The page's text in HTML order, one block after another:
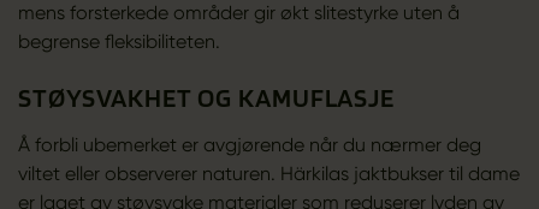
mens forsterkede områder gir økt slitestyrke uten å
begrense fleksibiliteten.
STØYSVAKHET OG KAMUFLASJE
Å forbli ubemerket er avgjørende når du nærmer deg
viltet eller observerer naturen. Härkilas jaktbukser til dame
er laget av støysvake materialer som reduserer lyden av